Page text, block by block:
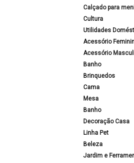
Calçado para
Cultura
Utilidades
Acessório
Acessório
Banho
Brinquedos
Cama
Mesa
Banho
Decoração Casa
Linha Pet
Beleza
Jardim e